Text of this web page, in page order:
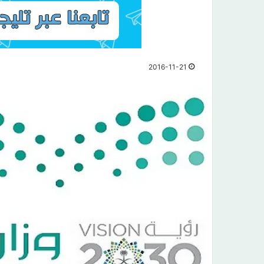
2016-11-21